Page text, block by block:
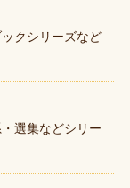
クシリーズなど
選集などシリー